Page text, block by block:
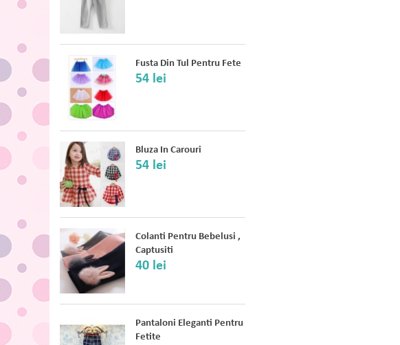
Fusta Din Tul Pentru Fete
54 lei
Bluza In Carouri
54 lei
Colanti Pentru Bebelusi ,
Captusiti
40 lei
Pantaloni Eleganti Pentru
Fetite